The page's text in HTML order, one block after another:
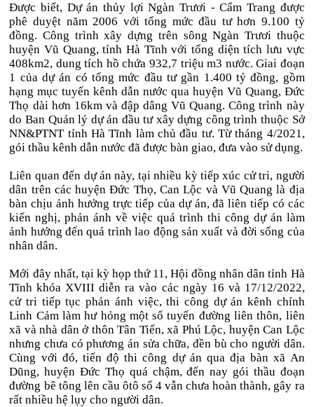
Được biết, Dự án thủy lợi Ngàn Trươi - Cẩm Trang được
phê duyệt năm 2006 với tổng mức đầu tư hơn 9.100 tỷ
đồng. Công trình xây dựng trên sông Ngàn Trươi thuộc
huyện Vũ Quang, tỉnh Hà Tĩnh với tổng diện tích lưu vực
408km2, dung tích hồ chứa 932,7 triệu m3 nước. Giai đoạn
1 của dự án có tổng mức đầu tư gần 1.400 tỷ đồng, gồm
hạng mục tuyến kênh dẫn nước qua huyện Vũ Quang, Đức
Thọ dài hơn 16km và đập dâng Vũ Quang. Công trình này
do Ban Quản lý dự án đầu tư xây dựng công trình thuộc Sở
NN&PTNT tỉnh Hà Tĩnh làm chủ đầu tư. Từ tháng 4/2021,
gói thầu kênh dẫn nước đã được bàn giao, đưa vào sử dụng.
Liên quan đến dự án này, tại nhiều kỳ tiếp xúc cử tri, người
dân trên các huyện Đức Thọ, Can Lộc và Vũ Quang là địa
bàn chịu ảnh hưởng trực tiếp của dự án, đã liên tiếp có các
kiến nghị, phản ánh về việc quá trình thi công dự án làm
ảnh hưởng đến quá trình lao động sản xuất và đời sống của
nhân dân.
Mới đây nhất, tại kỳ họp thứ 11, Hội đồng nhân dân tỉnh Hà
Tĩnh khóa XVIII diễn ra vào các ngày 16 và 17/12/2022,
cử tri tiếp tục phản ánh việc, thi công dự án kênh chính
Linh Cảm làm hư hỏng một số tuyến đường liên thôn, liên
xã và nhà dân ở thôn Tân Tiến, xã Phú Lộc, huyện Can Lộc
nhưng chưa có phương án sửa chữa, đền bù cho người dân.
Cùng với đó, tiến độ thi công dự án qua địa bàn xã An
Dũng, huyện Đức Thọ quá chậm, đến nay gói thầu đoạn
đường bê tông lên cầu ôtô số 4 vẫn chưa hoàn thành, gây ra
rất nhiều hệ lụy cho người dân.